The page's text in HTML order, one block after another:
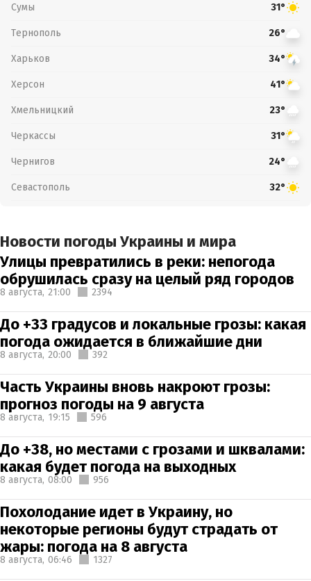
Сумы 31°
Тернополь 26°
Харьков 34°
Херсон 41°
Хмельницкий 23°
Черкассы 31°
Чернигов 24°
Севастополь 32°
Новости погоды Украины и мира
Улицы превратились в реки: непогода
обрушилась сразу на целый ряд городов
8 августа, 21:00 2394
До +33 градусов и локальные грозы: какая
погода ожидается в ближайшие дни
8 августа, 20:00 392
Часть Украины вновь накроют грозы:
прогноз погоды на 9 августа
8 августа, 19:15 596
До +38, но местами с грозами и шквалами:
какая будет погода на выходных
8 августа, 08:00 956
Похолодание идет в Украину, но
некоторые регионы будут страдать от
жары: погода на 8 августа
8 августа, 06:46 1327